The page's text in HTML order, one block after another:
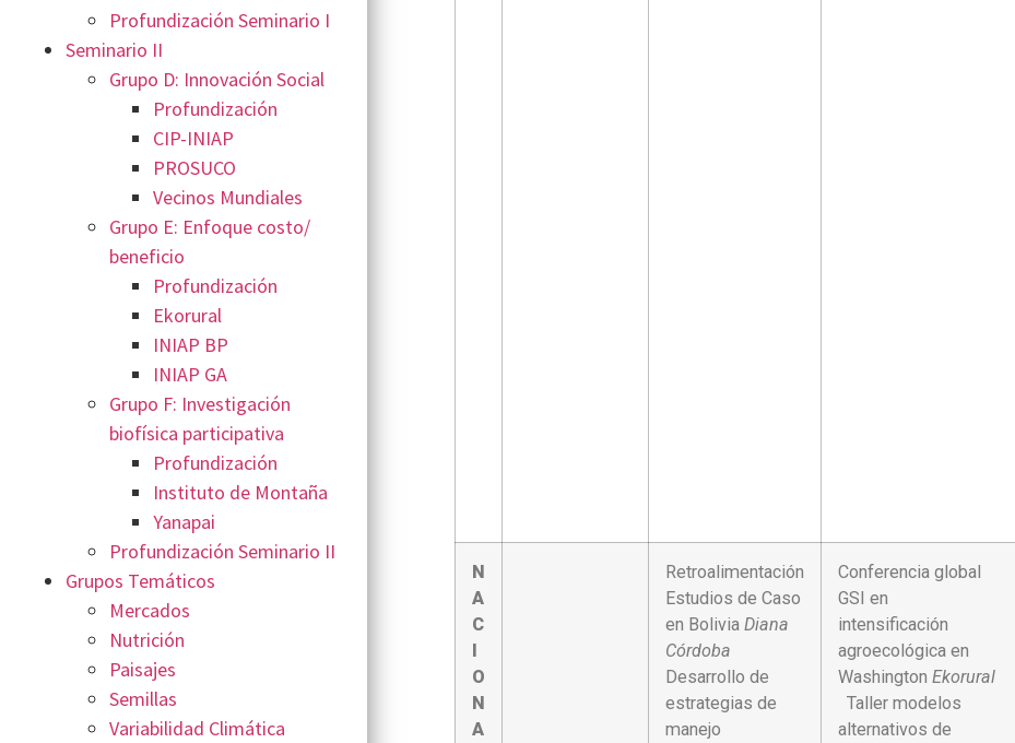
Profundización Seminario I
Seminario II
Grupo D: Innovación Social
Profundización
CIP-INIAP
PROSUCO
Vecinos Mundiales
Grupo E: Enfoque costo/
beneficio
Profundización
Ekorural
INIAP BP
INIAP GA
Grupo F: Investigación
biofísica participativa
Profundización
Instituto de Montaña
Yanapai
Profundización Seminario II
Grupos Temáticos
Mercados
Nutrición
Paisajes
Semillas
Variabilidad Climática
N
A
C
I
O
N
A
Retroalimentación
Estudios de Caso
en Bolivia Diana
Córdoba
Desarrollo de
estrategias de
manejo
Conferencia global
GSI en
intensificación
agroecológica en
Washington Ekorural
Taller modelos
alternativos de